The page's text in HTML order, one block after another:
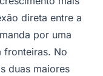
direta entre a
por uma
fronteiras. No
duas maiores